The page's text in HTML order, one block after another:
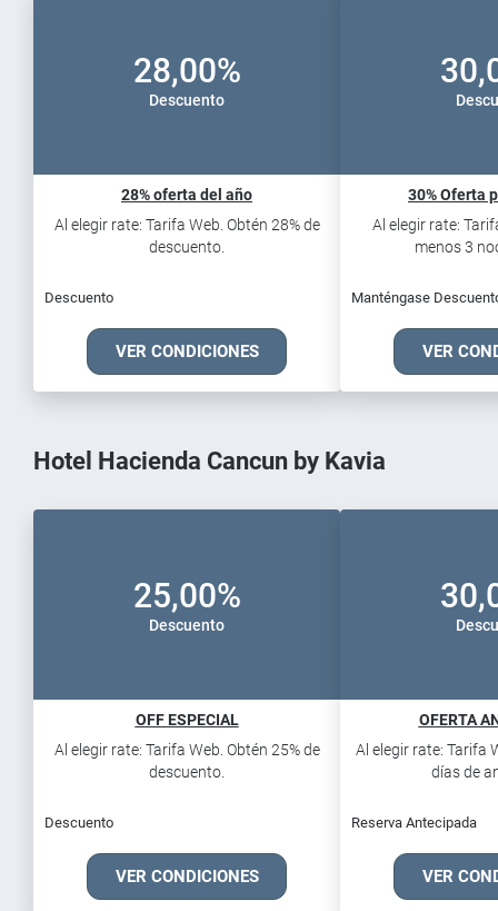
28,00%
Descuento
28% oferta del año
Al elegir rate: Tarifa Web. Obtén 28% de
descuento.
Descuento
VER CONDICIONES
30% Oferta
Al elegir rate:
menos 3
Manténgase
VER
Hotel Hacienda Cancun by Kavia
25,00%
Descuento
OFF ESPECIAL
Al elegir rate: Tarifa Web. Obtén 25% de
descuento.
Descuento
VER CONDICIONES
OFERTA
Al elegir rate: Tarifa
días de
Reserva Antecipada
VER